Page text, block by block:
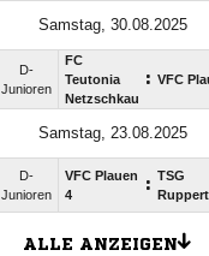
Samstag, 30.08.2025
D-
Junioren
FC
Teutonia
Netzschkau
: VFC
Samstag, 23.08.2025
D-
Junioren
VFC Plauen
4
: TSG
ALLE ANZEIGEN